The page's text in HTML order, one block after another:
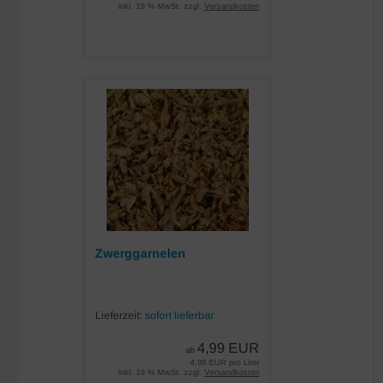
inkl. 19 % MwSt. zzgl. Versandkosten
Zwerggarnelen
Lieferzeit:sofort lieferbar
ab 4,99 EUR
4,99 EUR pro Liter
inkl. 19 % MwSt. zzgl. Versandkosten